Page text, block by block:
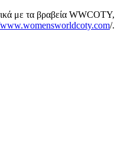
με τα βραβεία WWCOTY,
/.